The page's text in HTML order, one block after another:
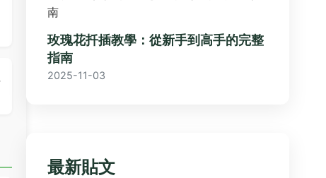
玫瑰花扦插教學：從新手到高手的完整
指南
2025-11-03
最新貼文